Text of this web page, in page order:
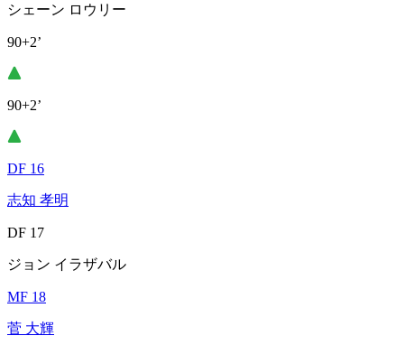
シェーン ロウリー
90+2’
90+2’
DF 16
志知 孝明
DF 17
ジョン イラザバル
MF 18
菅 大輝